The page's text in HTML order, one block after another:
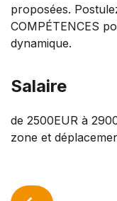
proposées.
COMPÉTENCES
dynamique.
Salaire
de 2500EUR à
zone et